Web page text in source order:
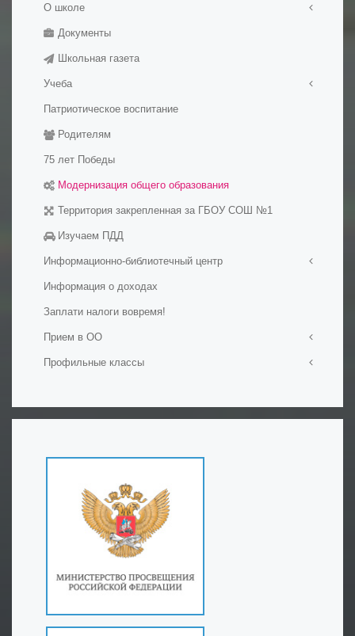
О школе
Правила приема в школу
История школы
Документы
Школьная газета
Учеба
Медалисты
Электронные образовательные ресуры
Методические разработки уроков
Патриотическое воспитание
Родителям
75 лет Победы
Модернизация общего образования
Территория закрепленная за ГБОУ СОШ №1
Изучаем ПДД
Информационно-библиотечный центр
Визитная карточка
Мероприятия в ИБЦ
Официальные документы
Информация о доходах
Заплати налоги вовремя!
Прием в ОО
Прием в первый класс
Набор в 10-е классы
Профильные классы